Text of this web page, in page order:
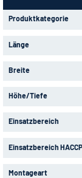
Produktkategorie
Länge
Breite
Höhe/Tiefe
Einsatzbereich
Einsatzbereich HACCP
Montageart